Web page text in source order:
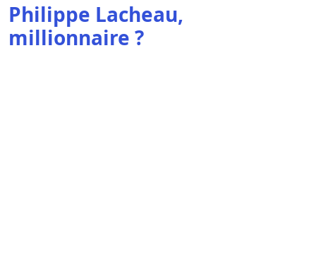
Philippe Lacheau,
millionnaire ?